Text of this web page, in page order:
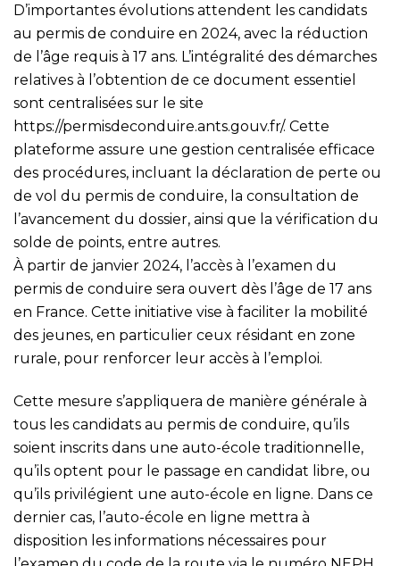
D’importantes évolutions attendent les candidats
au permis de conduire en 2024, avec la réduction
de l’âge requis à 17 ans. L’intégralité des démarches
relatives à l’obtention de ce document essentiel
sont centralisées sur le site
https://permisdeconduire.ants.gouv.fr/. Cette
plateforme assure une gestion centralisée efficace
des procédures, incluant la déclaration de perte ou
de vol du permis de conduire, la consultation de
l’avancement du dossier, ainsi que la vérification du
solde de points, entre autres.
À partir de janvier 2024, l’accès à l’examen du
permis de conduire sera ouvert dès l’âge de 17 ans
en France. Cette initiative vise à faciliter la mobilité
des jeunes, en particulier ceux résidant en zone
rurale, pour renforcer leur accès à l’emploi.
Cette mesure s’appliquera de manière générale à
tous les candidats au permis de conduire, qu’ils
soient inscrits dans une auto-école traditionnelle,
qu’ils optent pour le passage en candidat libre, ou
qu’ils privilégient une auto-école en ligne. Dans ce
dernier cas, l’auto-école en ligne mettra à
disposition les informations nécessaires pour